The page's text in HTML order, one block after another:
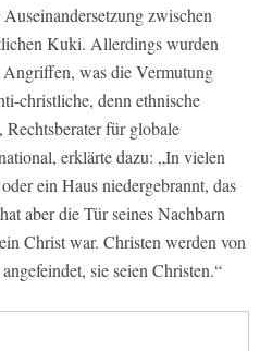
zwischen
Kuki. Allerdings wurden
was die Vermutung
christliche, denn ethnische
Rechtsberater für globale
erklärte dazu: „In vielen
ein Haus niedergebrannt, das
aber die Tür seines Nachbarn
Christ war. Christen werden von
sie seien Christen.“